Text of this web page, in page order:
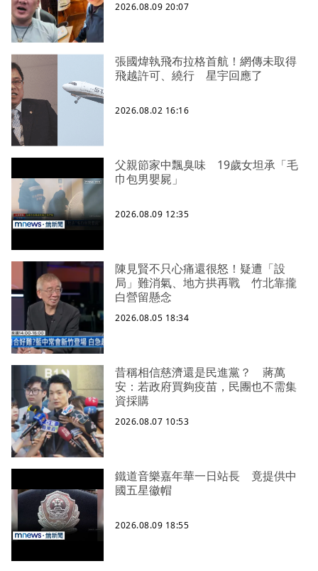
2026.08.09 20:07
張國煒執飛布拉格首航！網傳未取得
飛越許可、繞行 星宇回應了
2026.08.02 16:16
父親節家中飄臭味 19歲女坦承「毛
巾包男嬰屍」
2026.08.09 12:35
陳見賢不只心痛還很怒！疑遭「設
局」難消氣、地方拱再戰 竹北靠攏
白營留懸念
2026.08.05 18:34
昔稱相信慈濟還是民進黨？ 蔣萬
安：若政府買夠疫苗，民團也不需集
資採購
2026.08.07 10:53
鐵道音樂嘉年華一日站長 竟提供中
國五星徽帽
2026.08.09 18:55